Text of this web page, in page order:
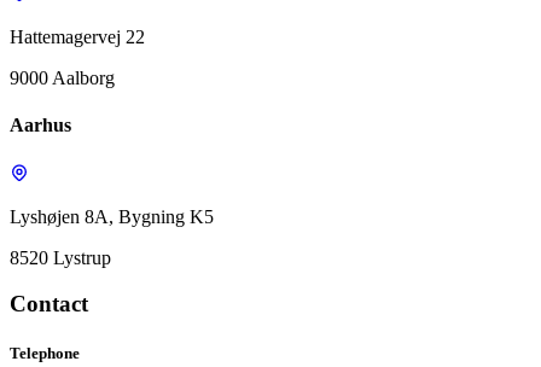
Hattemagervej 22
9000 Aalborg
Aarhus
Lyshøjen 8A, Bygning K5
8520 Lystrup
Contact
Telephone